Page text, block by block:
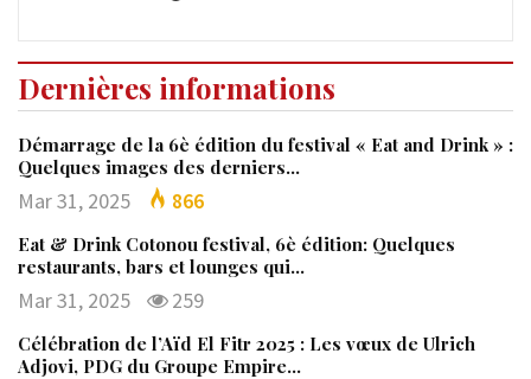
Dernières informations
Démarrage de la 6è édition du festival « Eat and Drink » :
Quelques images des derniers…
Mar 31, 2025 866
Eat & Drink Cotonou festival, 6è édition: Quelques
restaurants, bars et lounges qui…
Mar 31, 2025 259
Célébration de l’Aïd El Fitr 2025 : Les vœux de Ulrich
Adjovi, PDG du Groupe Empire…